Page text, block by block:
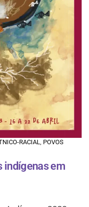
RACIAL
POVOS
indígenas em